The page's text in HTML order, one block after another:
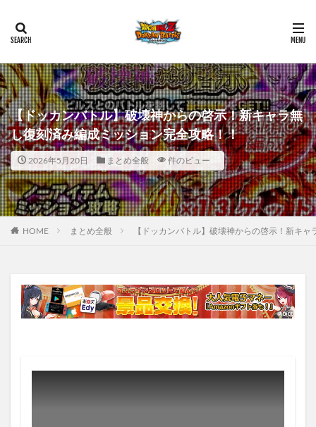
【ドッカンバトル】破壊神からの啓示！新キャラ無
し復刻済み編成ミッション完全攻略！！
2026年5月20日 まとめ全般 件のビュー
HOME まとめ全般 【ドッカンバトル】破壊神からの啓示！新キ